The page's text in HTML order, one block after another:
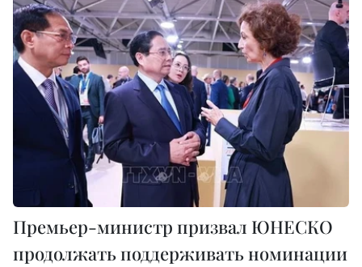
Премьер-министр призвал ЮНЕСКО
продолжать поддерживать номинации